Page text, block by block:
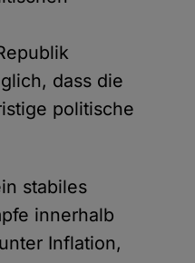
dass die
politische
stabiles
innerhalb
Inflation,